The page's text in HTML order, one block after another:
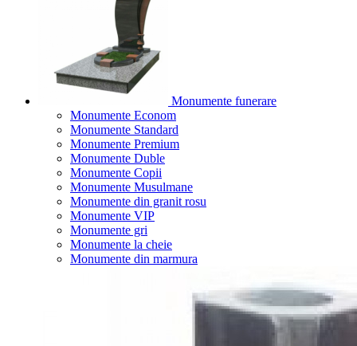
Monumente funerare
Monumente Econom
Monumente Standard
Monumente Premium
Monumente Duble
Monumente Copii
Monumente Musulmane
Monumente din granit rosu
Monumente VIP
Monumente gri
Monumente la cheie
Monumente din marmura